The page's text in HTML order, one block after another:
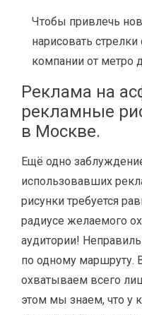
Чтобы привлечь
нарисовать
компании от метро
Реклама на
рекламные
в Москве.
Ещё одно
использовавших
рисунки требуется
радиусе желаемого
аудитории!
по одному маршруту.
охватываем всего
этом мы знаем, что у